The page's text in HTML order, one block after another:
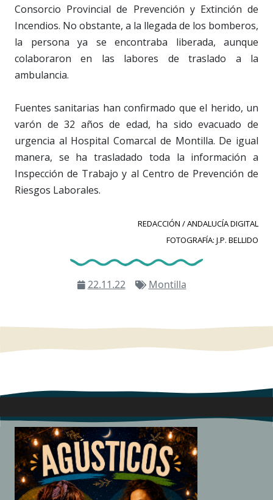
Consorcio Provincial de Prevención y Extinción de
Incendios. No obstante, a la llegada de los bomberos,
la persona ya se encontraba liberada, aunque
colaboraron en las labores de traslado a la
ambulancia.
Fuentes sanitarias han confirmado que el herido, un
varón de 32 años de edad, ha sido evacuado de
urgencia al Hospital Comarcal de Montilla. De igual
manera, se ha trasladado toda la información a
Inspección de Trabajo y al Centro de Prevención de
Riesgos Laborales.
REDACCIÓN / ANDALUCÍA DIGITAL
FOTOGRAFÍA: J.P. BELLIDO
22.11.22 Montilla